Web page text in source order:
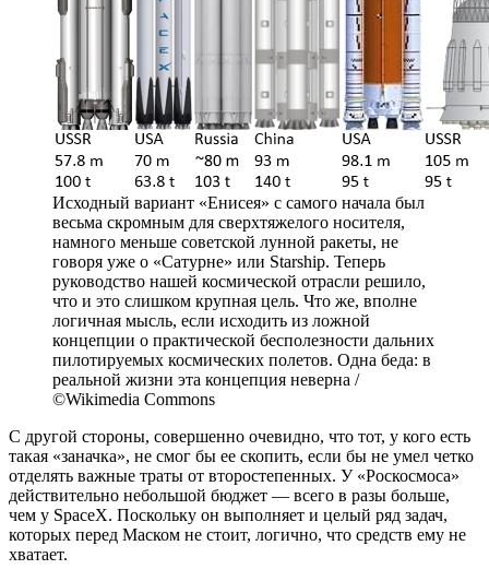
Исходный вариант «Енисея» с самого начала был
весьма скромным для сверхтяжелого носителя,
намного меньше советской лунной ракеты, не
говоря уже о «Сатурне» или Starship. Теперь
руководство нашей космической отрасли решило,
что и это слишком крупная цель. Что же, вполне
логичная мысль, если исходить из ложной
концепции о практической бесполезности дальних
пилотируемых космических полетов. Одна беда: в
реальной жизни эта концепция неверна /
©Wikimedia Commons
С другой стороны, совершенно очевидно, что тот, у кого есть
такая «заначка», не смог бы ее скопить, если бы не умел четко
отделять важные траты от второстепенных. У «Роскосмоса»
действительно небольшой бюджет — всего в разы больше,
чем у SpaceX. Поскольку он выполняет и целый ряд задач,
которых перед Маском не стоит, логично, что средств ему не
хватает.